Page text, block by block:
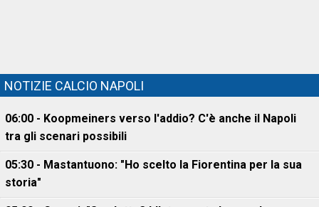
NOTIZIE CALCIO NAPOLI
06:00 - Koopmeiners verso l'addio? C'è anche il Napoli
tra gli scenari possibili
05:30 - Mastantuono: "Ho scelto la Fiorentina per la sua
storia"